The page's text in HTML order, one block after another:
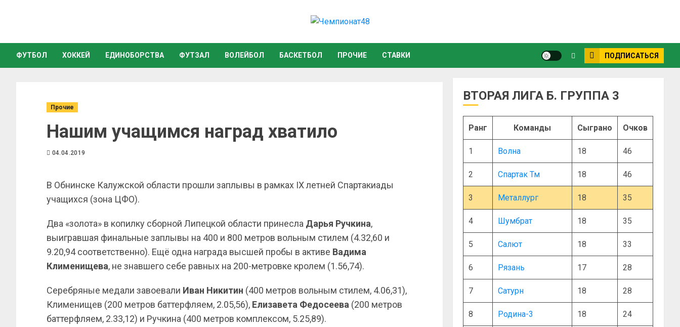
ФУТБОЛ ХОККЕЙ ЕДИНОБОРСТВА ФУТЗАЛ ВОЛЕЙБОЛ БАСКЕТБОЛ ПРОЧИЕ СТАВКИ ПОДПИСАТЬСЯ
Прочие
Нашим учащимся наград хватило
04.04.2019
В Обнинске Калужской области прошли заплывы в рамках IX летней Спартакиады
учащихся (зона ЦФО).
Два «золота» в копилку сборной Липецкой области принесла Дарья Ручкина,
выигравшая финальные заплывы на 400 и 800 метров вольным стилем (4.32,60 и
9.20,94 соответственно). Ещё одна награда высшей пробы в активе Вадима
Клименищева, не знавшего себе равных на 200-метровке кролем (1.56,74).
Серебряные медали завоевали Иван Никитин (400 метров вольным стилем, 4.06,31),
Клименищев (200 метров баттерфляем, 2.05,56), Елизавета Федосеева (200 метров
баттерфляем, 2.33,12) и Ручкина (400 метров комплексом, 5.25,89).
ВТОРАЯ ЛИГА Б. ГРУППА 3
Ранг Команды Сыграно Очков
1 Волна 18 46
2 Спартак Тм 18 46
3 Металлург 18 35
4 Шумбрат 18 35
5 Салют 18 33
6 Рязань 17 28
7 Сатурн 18 28
8 Родина-3 18 24